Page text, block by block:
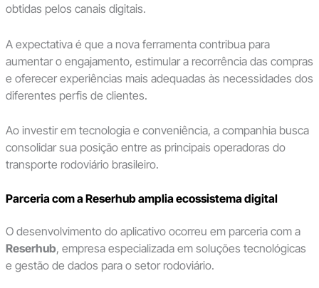
obtidas pelos canais digitais.
A expectativa é que a nova ferramenta contribua para
aumentar o engajamento, estimular a recorrência das compras
e oferecer experiências mais adequadas às necessidades dos
diferentes perfis de clientes.
Ao investir em tecnologia e conveniência, a companhia busca
consolidar sua posição entre as principais operadoras do
transporte rodoviário brasileiro.
Parceria com a Reserhub amplia ecossistema digital
O desenvolvimento do aplicativo ocorreu em parceria com a
Reserhub, empresa especializada em soluções tecnológicas
e gestão de dados para o setor rodoviário.